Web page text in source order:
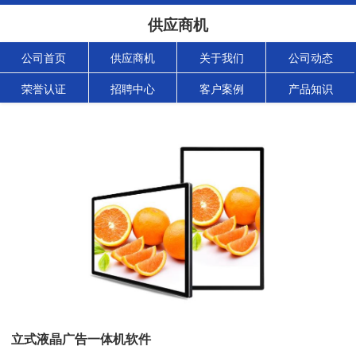
供应商机
公司首页 供应商机 关于我们 公司动态
荣誉认证 招聘中心 客户案例 产品知识
立式液晶广告一体机软件